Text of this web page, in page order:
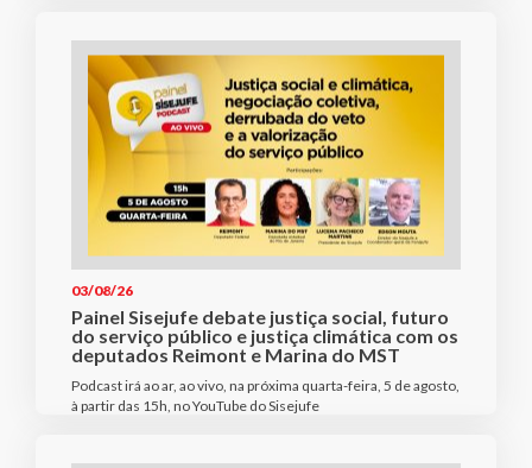
03/08/26
Painel Sisejufe debate justiça social, futuro
do serviço público e justiça climática com os
deputados Reimont e Marina do MST
Podcast irá ao ar, ao vivo, na próxima quarta-feira, 5 de agosto,
à partir das 15h, no YouTube do Sisejufe